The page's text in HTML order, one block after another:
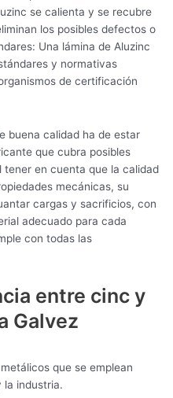
se calienta y se recubre
los posibles defectos o
Una lámina de Aluzinc
y normativas
de certificación
buena calidad ha de estar
que cubra posibles
tener en cuenta que la calidad
mecánicas, su
cargas y sacrificios, con
adecuado para cada
con todas las
entre cinc y
Galvez
que se emplean
la industria.